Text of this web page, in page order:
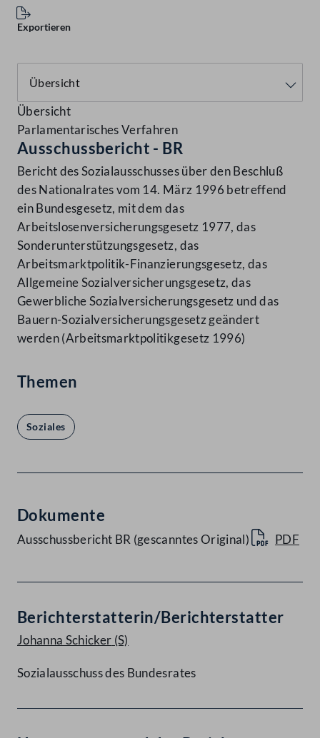
Exportieren
Übersicht
Parlamentarisches Verfahren
Ausschussbericht - BR
Bericht des Sozialausschusses über den Beschluß
des Nationalrates vom 14. März 1996 betreffend
ein Bundesgesetz, mit dem das
Arbeitslosenversicherungsgesetz 1977, das
Sonderunterstützungsgesetz, das
Arbeitsmarktpolitik-Finanzierungsgesetz, das
Allgemeine Sozialversicherungsgesetz, das
Gewerbliche Sozialversicherungsgesetz und das
Bauern-Sozialversicherungsgesetz geändert
werden (Arbeitsmarktpolitikgesetz 1996)
Themen
Soziales
Dokumente
Ausschussbericht BR (gescanntes Original) PDF
Berichterstatterin/Berichterstatter
Johanna Schicker (S)
Sozialausschuss des Bundesrates